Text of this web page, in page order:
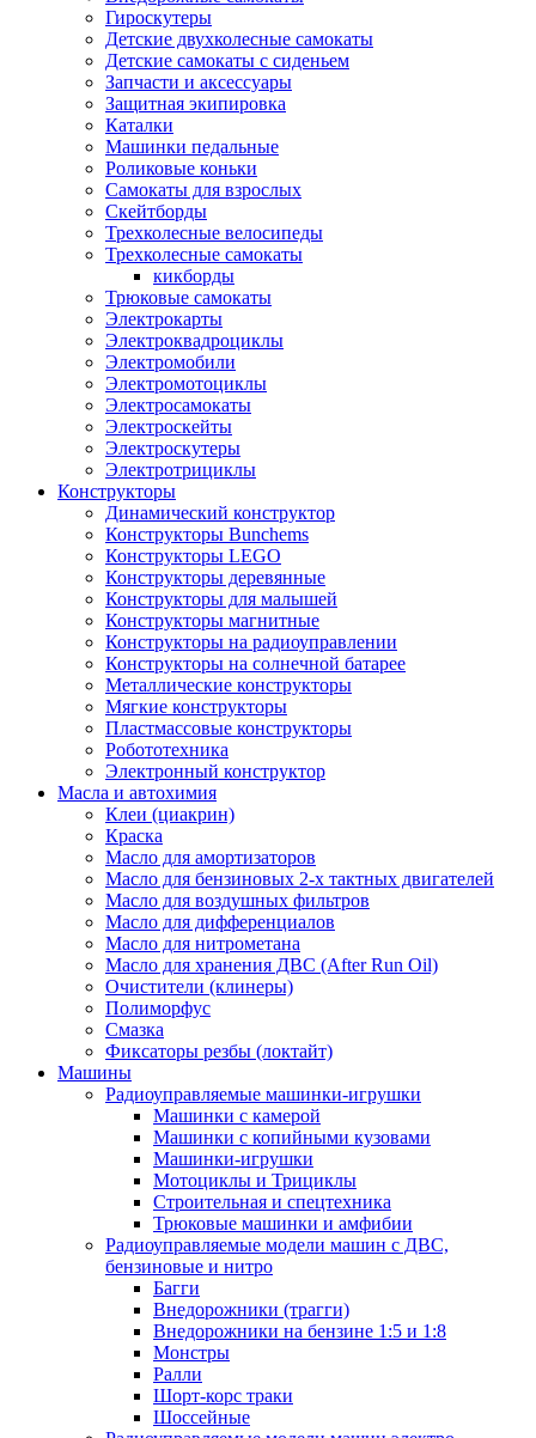
Гироскутеры
Детские двухколесные самокаты
Детские самокаты с сиденьем
Запчасти и аксессуары
Защитная экипировка
Каталки
Машинки педальные
Роликовые коньки
Самокаты для взрослых
Скейтборды
Трехколесные велосипеды
Трехколесные самокаты
кикборды
Трюковые самокаты
Электрокарты
Электроквадроциклы
Электромобили
Электромотоциклы
Электросамокаты
Электроскейты
Электроскутеры
Электротрициклы
Конструкторы
Динамический конструктор
Конструкторы Bunchems
Конструкторы LEGO
Конструкторы деревянные
Конструкторы для малышей
Конструкторы магнитные
Конструкторы на радиоуправлении
Конструкторы на солнечной батарее
Металлические конструкторы
Мягкие конструкторы
Пластмассовые конструкторы
Робототехника
Электронный конструктор
Масла и автохимия
Клеи (циакрин)
Краска
Масло для амортизаторов
Масло для бензиновых 2-х тактных двигателей
Масло для воздушных фильтров
Масло для дифференциалов
Масло для нитрометана
Масло для хранения ДВС (After Run Oil)
Очистители (клинеры)
Полиморфус
Смазка
Фиксаторы резбы (локтайт)
Машины
Радиоуправляемые машинки-игрушки
Машинки с камерой
Машинки с копийными кузовами
Машинки-игрушки
Мотоциклы и Трициклы
Строительная и спецтехника
Трюковые машинки и амфибии
Радиоуправляемые модели машин с ДВС,
бензиновые и нитро
Багги
Внедорожники (трагги)
Внедорожники на бензине 1:5 и 1:8
Монстры
Ралли
Шорт-корс траки
Шоссейные